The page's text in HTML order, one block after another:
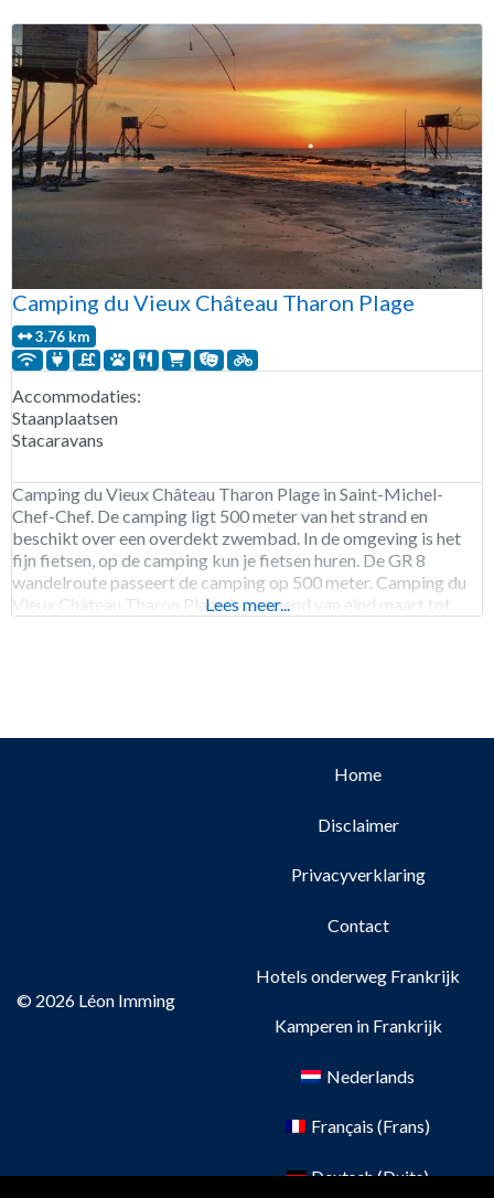
Camping du Vieux Château Tharon Plage
3.76 km
Accommodaties:
Staanplaatsen
Stacaravans
Camping du Vieux Château Tharon Plage in Saint-Michel-
Chef-Chef. De camping ligt 500 meter van het strand en
beschikt over een overdekt zwembad. In de omgeving is het
fijn fietsen, op de camping kun je fietsen huren. De GR 8
wandelroute passeert de camping op 500 meter. Camping du
Vieux Château Tharon Plage is geopend van eind maart tot
Lees meer...
© 2026 Léon Imming
Home
Disclaimer
Privacyverklaring
Contact
Hotels onderweg Frankrijk
Kamperen in Frankrijk
Nederlands
Français (Frans)
Deutsch(Duits)